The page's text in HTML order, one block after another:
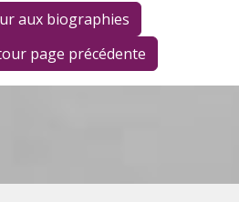
aux biographies
page précédente